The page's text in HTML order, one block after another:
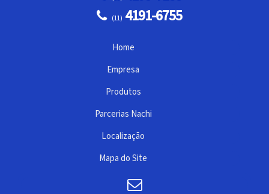
(11) 4191-6755
Home
Empresa
Produtos
Parcerias Nachi
Localização
Mapa do Site